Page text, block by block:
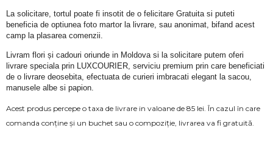
La solicitare, tortul poate fi insotit de o felicitare Gratuita si puteti
beneficia de optiunea foto martor la livrare, sau anonimat, bifand acest
camp la plasarea comenzii.
Livram flori și cadouri oriunde in Moldova si la solicitare putem oferi
livrare speciala prin LUXCOURIER, serviciu premium prin care beneficiati
de o livrare deosebita, efectuata de curieri imbracati elegant la sacou,
manusele albe si papion.
Acest produs percepe o taxa de livrare in valoane de 85 lei. În cazul în care
comanda conține și un buchet sau o compoziție, livrarea va fi gratuită.